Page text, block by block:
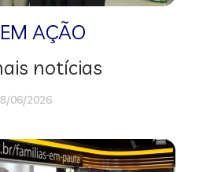
AÇÃO
notícias
06/2026